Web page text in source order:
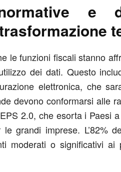
e
le funzioni fiscali stanno
dei dati. Questo
elettronica, che
devono conformarsi alle
2.0, che esorta i Paesi
grandi imprese. L’82%
moderati o significativi